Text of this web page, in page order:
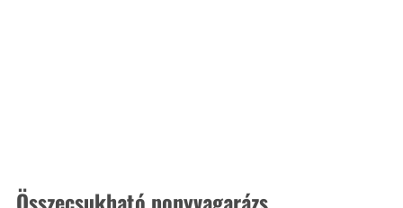
Összecsukható ponyvagarázs